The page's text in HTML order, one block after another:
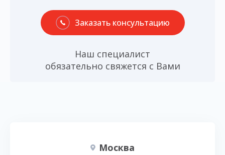
Заказать консультацию
Наш специалист
обязательно свяжется с Вами
Москва